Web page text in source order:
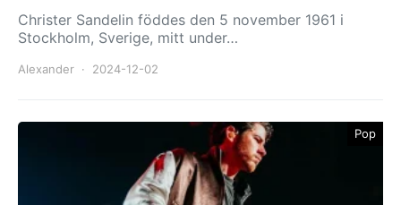
Christer Sandelin föddes den 5 november 1961 i
Stockholm, Sverige, mitt under…
Alexander 2024-12-02
Pop